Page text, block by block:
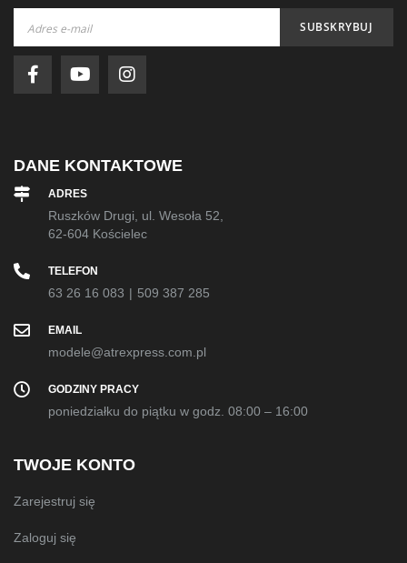
nasz
newsletter:
SUBSKRYBUJ
DANE KONTAKTOWE
ADRES
Ruszków Drugi, ul. Wesoła 52,
62-604 Kościelec
TELEFON
63 26 16 083 | 509 387 285
EMAIL
modele@atrexpress.com.pl
GODZINY PRACY
poniedziałku do piątku w godz. 08:00 – 16:00
TWOJE KONTO
Zarejestruj się
Zaloguj się